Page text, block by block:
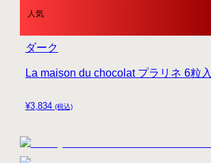
人気
¥3,834 (税込)
La maison du chocolat プラリネ 6粒入
ダーク